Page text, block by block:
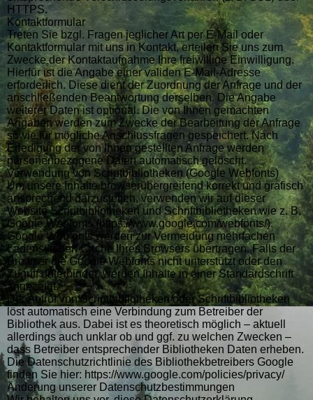
HTTPS.
Kontaktformular
Treten Sie bzgl. Fragen jeglicher Art per E-Mail oder
Kontaktformular mit uns in Kontakt, erteilen Sie uns zum
Zwecke der Kontaktaufnahme Ihre freiwillige Einwilligung.
Hierfür ist die Angabe einer validen E-Mail-Adresse
erforderlich. Diese dient der Zuordnung der Anfrage und der
anschließenden Beantwortung derselben. Die Angabe
weiterer Daten ist optional. Die von Ihnen gemachten
Angaben werden zum Zwecke der Bearbeitung der Anfrage
sowie für mögliche Anschlussfragen gespeichert. Nach
Erledigung der von Ihnen gestellten Anfrage werden
personenbezogene Daten automatisch gelöscht.
Verwendung von Scriptbibliotheken (Google Webfonts)
Um unsere Inhalte browserübergreifend korrekt und grafisch
ansprechend darzustellen, verwenden wir auf dieser
Website Scriptbibliotheken und Schriftbibliotheken wie z. B.
Google Webfonts (https://www.google.com/webfonts/).
Google Webfonts werden zur Vermeidung mehrfachen
Ladens in den Cache Ihres Browsers übertragen. Falls der
Browser die Google Webfonts nicht unterstützt oder den
Zugriff unterbindet, werden Inhalte in einer Standardschrift
angezeigt.
Der Aufruf von Scriptbibliotheken oder Schriftbibliotheken
löst automatisch eine Verbindung zum Betreiber der
Bibliothek aus. Dabei ist es theoretisch möglich – aktuell
allerdings auch unklar ob und ggf. zu welchen Zwecken –
dass Betreiber entsprechender Bibliotheken Daten erheben.
Die Datenschutzrichtlinie des Bibliothekbetreibers Google
finden Sie hier: https://www.google.com/policies/privacy/
Änderung unserer Datenschutzbestimmungen